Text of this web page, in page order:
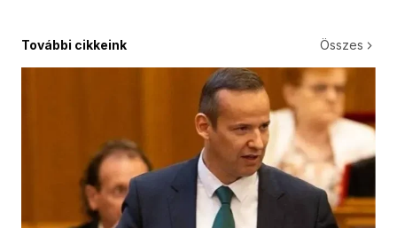
További cikkeink Összes